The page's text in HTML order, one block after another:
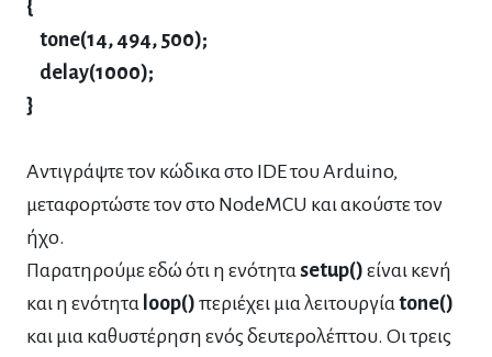
{
tone(14, 494, 500);
delay(1000);
}
Αντιγράψτε τον κώδικα στο IDE του Arduino,
μεταφορτώστε τον στο NodeMCU και ακούστε τον
ήχο.
Παρατηρούμε εδώ ότι η ενότηταsetup() είναι κενή
και η ενότητα loop() περιέχει μια λειτουργίαtone()
και μια καθυστέρηση ενός δευτερολέπτου. Οι τρεις